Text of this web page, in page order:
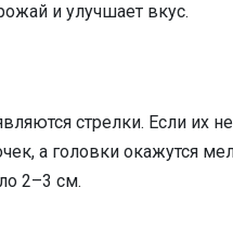
и улучшает вкус.
стрелки. Если их
а головки окажутся
2–3 см.